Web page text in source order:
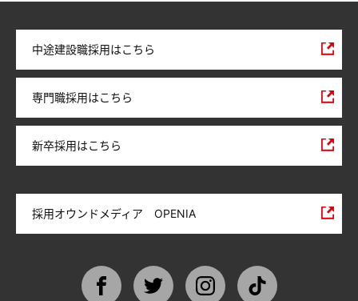
中途建設職採用はこちら
専門職採用はこちら
新卒採用はこちら
採用オウンドメディア OPENIA